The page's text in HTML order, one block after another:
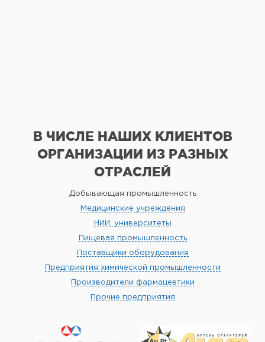
В ЧИСЛЕ НАШИХ КЛИЕНТОВ
ОРГАНИЗАЦИИ ИЗ РАЗНЫХ
ОТРАСЛЕЙ
Добывающая промышленность
Медицинские учреждения
НИИ, университеты
Пищевая промышленность
Поставщики оборудования
Предприятия химической промышленности
Производители фармацевтики
Прочие предприятия